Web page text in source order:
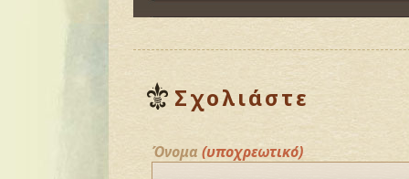
Σχολιάστε
Όνομα (υποχρεωτικό)